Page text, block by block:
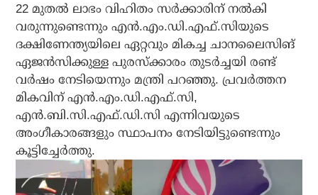
22 മുതല്‍ ലാഭം വിഹിതം സര്‍ക്കാരിന് നല്‍കി
വരുന്നുണ്ടെന്നും എന്‍.എം.ഡി.എഫ്.സിയുടെ
ദക്ഷിണേന്ത്യയിലെ ഏറ്റവും മികച്ച ചാനലൈസിങ്
ഏജന്‍സിക്കുള്ള പുരസ്‌ക്കാരം തുടര്‍ച്ചയി രണ്ട്
വര്‍ഷം നേടിയെന്നും മന്ത്രി പറഞ്ഞു. പ്രവര്‍ത്തന
മികവിന് എന്‍.എം.ഡി.എഫ്.സി,
എന്‍.ബി.സി.എഫ്.ഡി.സി എന്നിവയുടെ
അംഗീകാരങ്ങളും സ്ഥാപനം നേടിയിട്ടുണ്ടെന്നും
കൂട്ടിച്ചേര്‍ത്തു.